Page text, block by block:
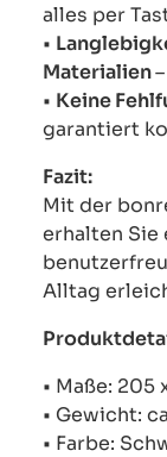
alles per
•
Materialien
• Keine
garantiert
Fazit:
Mit der
erhalten Sie
Alltag
• Maße: 205
• Gewicht:
• Farbe: